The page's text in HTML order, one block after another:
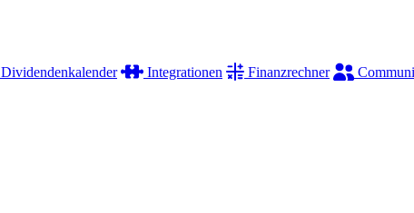
Dividendenkalender Integrationen Finanzrechner